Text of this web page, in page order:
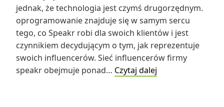
jednak, że technologia jest czymś drugorzędnym.
oprogramowanie znajduje się w samym sercu
tego, co Speakr robi dla swoich klientów i jest
czynnikiem decydującym o tym, jak reprezentuje
swoich influencerów. Sieć influencerów firmy
speakr obejmuje ponad… Czytaj dalej